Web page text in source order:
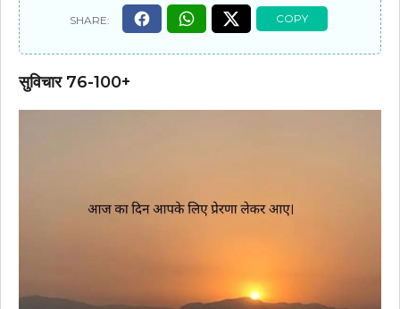
सुविचार 76-100+